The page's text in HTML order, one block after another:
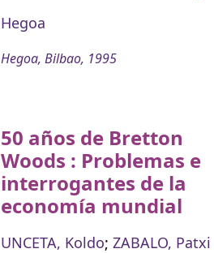
Hegoa
Hegoa, Bilbao, 1995
50 años de Bretton
Woods : Problemas e
interrogantes de la
economía mundial
UNCETA, Koldo; ZABALO, Patxi